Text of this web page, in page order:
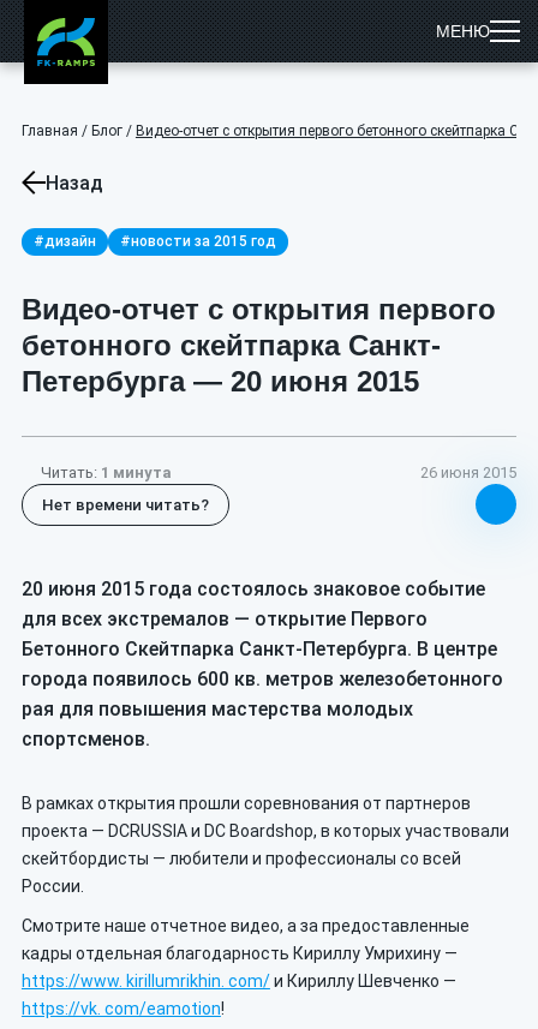
МЕНЮ
Главная / Блог/ Видео-отчет с открытия первого бетонного скейтпарка
Назад
#дизайн #новости за 2015 год
Видео-отчет с открытия первого
бетонного скейтпарка Санкт-
Петербурга — 20 июня 2015
Читать: 1 минута
Нет времени читать?
26 июня 2015
20 июня 2015 года состоялось знаковое событие
для всех экстремалов — открытие Первого
Бетонного Скейтпарка Санкт-Петербурга. В центре
города появилось 600 кв. метров железобетонного
рая для повышения мастерства молодых
спортсменов.
В рамках открытия прошли соревнования от партнеров
проекта — DCRUSSIA и DC Boardshop, в которых участвовали
скейтбордисты — любители и профессионалы со всей
России.
Смотрите наше отчетное видео, а за предоставленные
кадры отдельная благодарность Кириллу Умрихину —
https://www. kirillumrikhin. com/и Кириллу Шевченко —
https://vk. com/eamotion!